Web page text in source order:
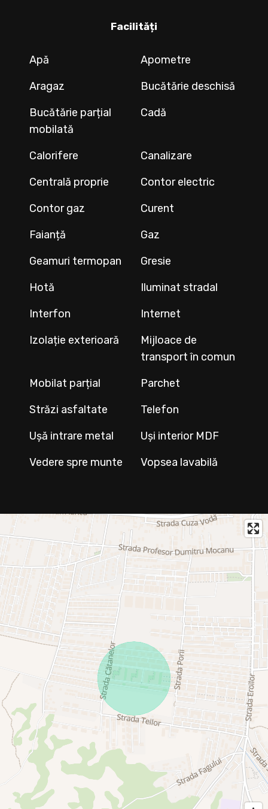
Facilități
Apă
Apometre
Aragaz
Bucătărie deschisă
Bucătărie parțial
mobilată
Cadă
Calorifere
Canalizare
Centrală proprie
Contor electric
Contor gaz
Curent
Faianță
Gaz
Geamuri termopan
Gresie
Hotă
Iluminat stradal
Interfon
Internet
Izolație exterioară
Mijloace de
transport în comun
Mobilat parțial
Parchet
Străzi asfaltate
Telefon
Ușă intrare metal
Uși interior MDF
Vedere spre munte
Vopsea lavabilă